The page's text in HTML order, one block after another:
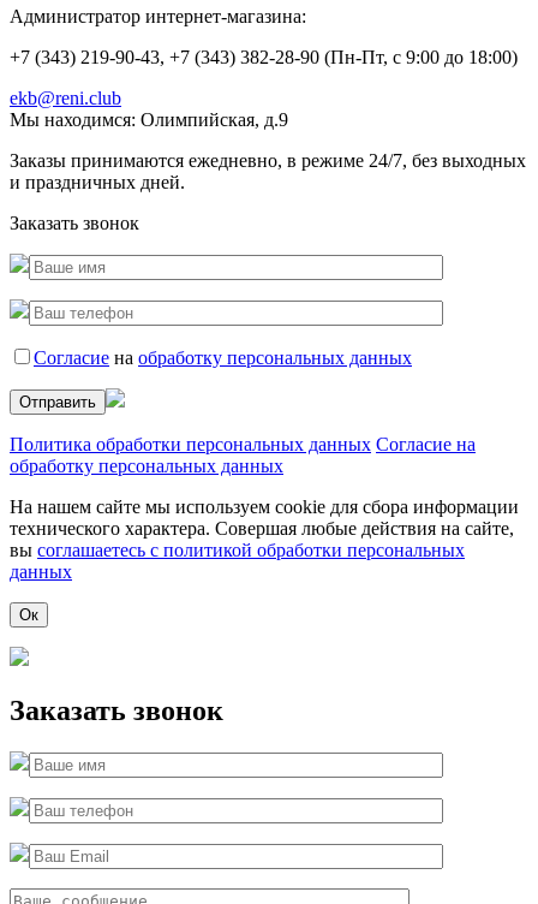
Администратор интернет-магазина:
+7 (343) 219-90-43, +7 (343) 382-28-90 (Пн-Пт, с 9:00 до 18:00)
ekb@reni.club
Мы находимся: Олимпийская, д.9
Заказы принимаются ежедневно, в режиме 24/7, без выходных
и праздничных дней.
Заказать звонок
Согласие на обработку персональных данных
Политика обработки персональных данных Согласие на
обработку персональных данных
На нашем сайте мы используем cookie для сбора информации
технического характера. Совершая любые действия на сайте,
вы соглашаетесь с политикой обработки персональных
данных
Ок
Заказать звонок